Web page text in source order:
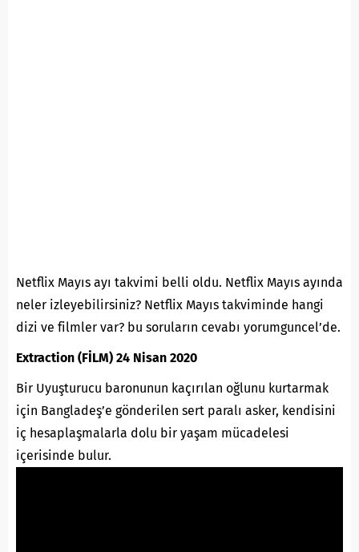
Netflix Mayıs ayı takvimi belli oldu. Netflix Mayıs ayında
neler izleyebilirsiniz? Netflix Mayıs takviminde hangi
dizi ve filmler var? bu soruların cevabı yorumguncel’de.
Extraction (FİLM) 24 Nisan 2020
Bir Uyuşturucu baronunun kaçırılan oğlunu kurtarmak
için Bangladeş’e gönderilen sert paralı asker, kendisini
iç hesaplaşmalarla dolu bir yaşam mücadelesi
içerisinde bulur.